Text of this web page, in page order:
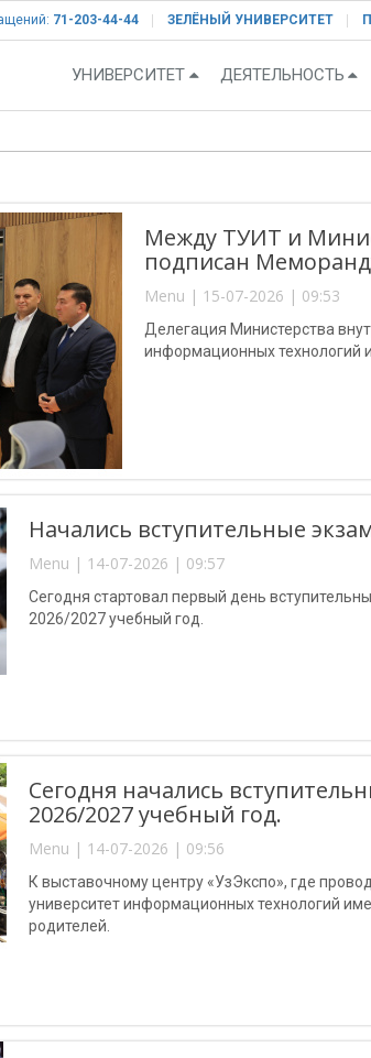
71-203-44-44 ЗЕЛЁНЫЙ УНИВЕРСИТЕТ
УНИВЕРСИТЕТ ДЕЯТЕЛЬНОСТЬ
Между ТУИТ и
подписан
Menu | 15-07-2026 | 09:53
Делегация Министерства
информационных
Начались вступительные
Menu | 14-07-2026 | 09:57
Сегодня стартовал первый день
2026/2027 учебный год.
Сегодня начались
2026/2027 учебный год.
Menu | 14-07-2026 | 09:56
К выставочному центру «УзЭкспо», где
университет информационных технологий
родителей.